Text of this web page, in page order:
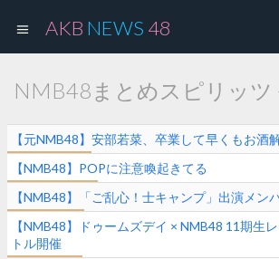
AKB NEWS 48
NMB48まとめスピリッツ
【元NMB48】安部若菜、卒業して早くもお酒
【NMB48】POPに注意喚起きてる
【NMB48】「ご乱心！士キャンプ」出演メン
【NMB48】ドゥームズデイ × NMB48 11期生
トル開催